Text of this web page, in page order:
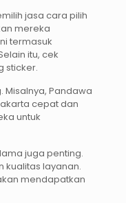
jasa cara pilih
mereka
termasuk
itu, cek
sticker.
Pandawa
cepat dan
untuk
juga penting.
kualitas layanan.
mendapatkan